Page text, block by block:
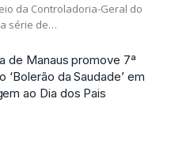
da Controladoria-Geral do
série de…
de Manaus promove 7ª
‘Bolerão da Saudade’ em
ao Dia dos Pais